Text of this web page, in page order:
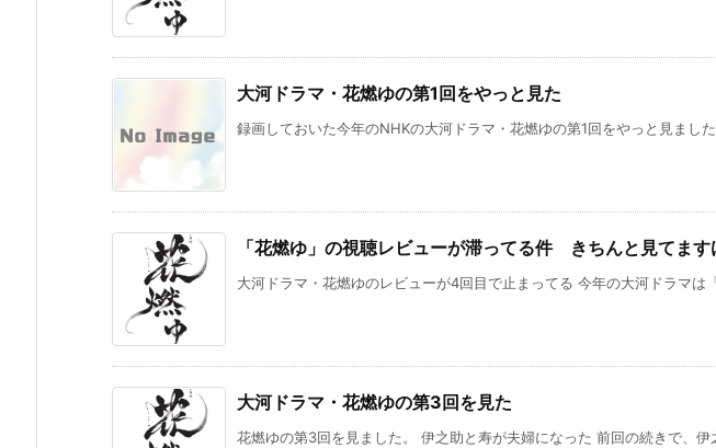
大河ドラマ・花燃ゆの第1回をやっと見た
録画しておいた今年のNHKの大河ドラマ・花燃ゆの第1回をやっと見まし
「花燃ゆ」の視聴レビューが滞ってる件 きちんと見てます
大河ドラマ・花燃ゆのレビューが4回目で止まってる 今年の大河ドラマは
大河ドラマ・花燃ゆの第3回を見た
花燃ゆの第3回を見ました。 伊之助と寿が夫婦になった 前回の続きで、伊